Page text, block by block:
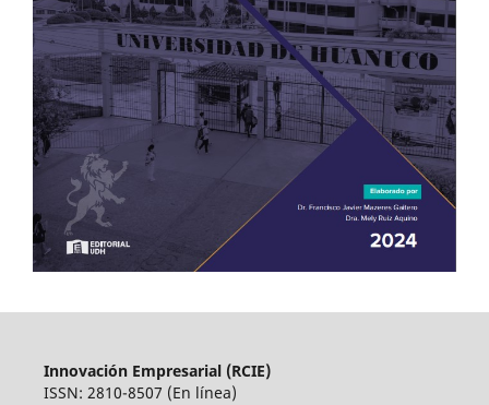
Innovación Empresarial (RCIE)
ISSN: 2810-8507 (En línea)